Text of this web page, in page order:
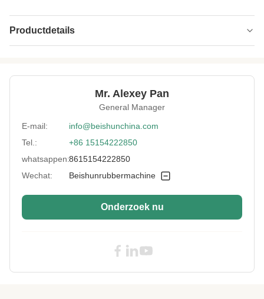
Productdetails
Automatisch
Nieuw
After-Sales
Service Provided:
Ingenieurs beschikbaar aan de
dienstmachines overzee, Geen verleende
Driven Type: elektrisch
Warranty: 2 jaar
High Light:
De Partij van roestvrij staalmesh belt van
Koelere ISO
Mr. Alexey Pan
General Manager
E-mail:
info@beishunchina.com
Tel.:
+86 15154222850
whatsappen:8615154222850
Wechat:
Beishunrubbermachine
Onderzoek nu